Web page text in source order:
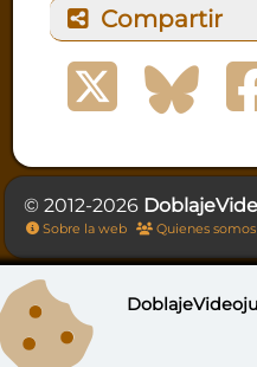
Compartir
© 2012-2026
Sobre la web Quienes somos